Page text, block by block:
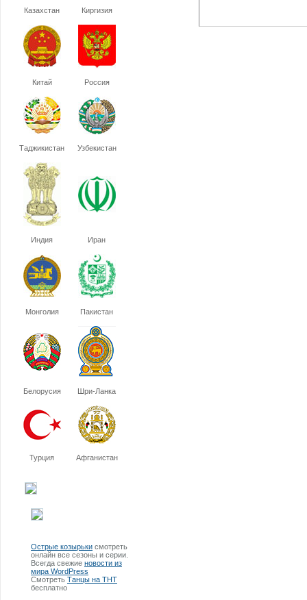
Казахстан Киргизия
Китай Россия
Таджикистан Узбекистан
Индия Иран
Монголия Пакистан
Белорусия Шри-Ланка
Турция Афганистан
Острые козырьки смотреть
онлайн все сезоны и серии.
Всегда свежие новости из
мира WordPress
Смотреть Танцы на ТНТ
бесплатно